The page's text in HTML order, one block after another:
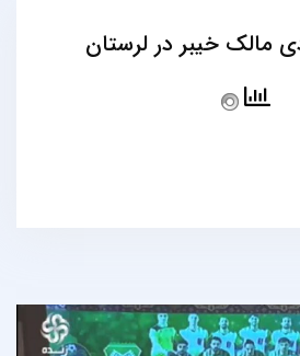
مالک خیبر در لرستان